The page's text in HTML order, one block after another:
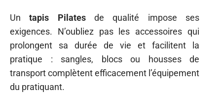
Untapis Pilatesde qualité impose ses
exigences. N’oubliez pas les accessoires qui
prolongent sa durée de vie et facilitent la
pratique : sangles, blocs ou housses de
transport complètent efficacement l’équipement
du pratiquant.